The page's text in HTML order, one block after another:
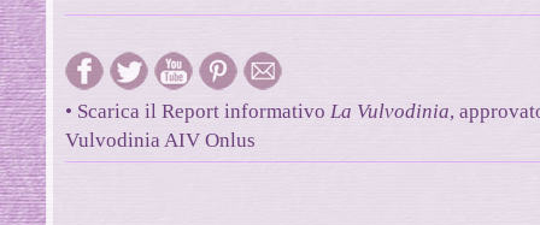
• Scarica il Report informativo La Vulvodinia,
Vulvodinia AIV Onlus